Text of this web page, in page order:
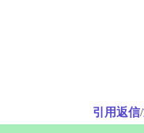
引用返信/